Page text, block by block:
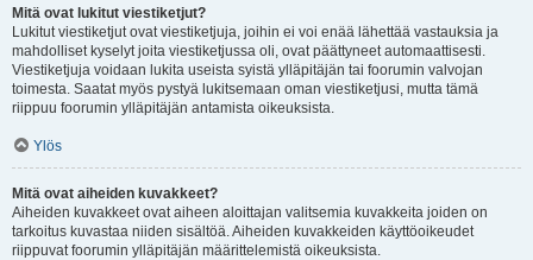
Mitä ovat lukitut viestiketjut?
Lukitut viestiketjut ovat viestiketjuja, joihin ei voi enää lähettää vastauksia ja
mahdolliset kyselyt joita viestiketjussa oli, ovat päättyneet automaattisesti.
Viestiketjuja voidaan lukita useista syistä ylläpitäjän tai foorumin valvojan
toimesta. Saatat myös pystyä lukitsemaan oman viestiketjusi, mutta tämä
riippuu foorumin ylläpitäjän antamista oikeuksista.
Ylös
Mitä ovat aiheiden kuvakkeet?
Aiheiden kuvakkeet ovat aiheen aloittajan valitsemia kuvakkeita joiden on
tarkoitus kuvastaa niiden sisältöä. Aiheiden kuvakkeiden käyttöoikeudet
riippuvat foorumin ylläpitäjän määrittelemistä oikeuksista.